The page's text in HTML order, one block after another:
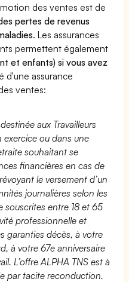
des ventes est de
pertes de revenus
. Les assurances
permettent également
et enfants) si vous avez
d'une assurance
ventes:
aux Travailleurs
exercice ou dans une
souhaitant se
financières en cas de
le versement d’un
journalières selon les
souscrites entre 18 et 65
professionnelle et
garanties décès, à votre
à votre 67e anniversaire
L’offre ALPHA TNS est à
par tacite reconduction.